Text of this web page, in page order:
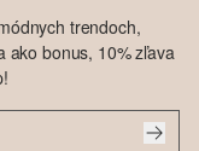
trendoch,
ako bonus, 10% zľava